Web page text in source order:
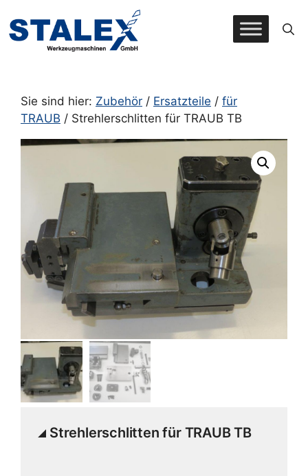
Inhalt
springen
Sie sind hier: Zubehör / Ersatzteile / für
TRAUB / Strehlerschlitten für TRAUB TB
Strehlerschlitten für TRAUB TB